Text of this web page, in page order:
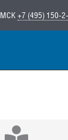
МСК +7 (495) 150-